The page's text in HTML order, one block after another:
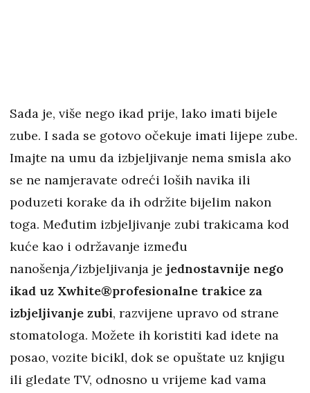
Sada je, više nego ikad prije, lako imati bijele
zube. I sada se gotovo očekuje imati lijepe zube.
Imajte na umu da izbjeljivanje nema smisla ako
se ne namjeravate odreći loših navika ili
poduzeti korake da ih održite bijelim nakon
toga. Međutim izbjeljivanje zubi trakicama kod
kuće kao i održavanje između
nanošenja/izbjeljivanja je jednostavnije nego
ikad uz Xwhite®profesionalne trakice za
izbjeljivanje zubi, razvijene upravo od strane
stomatologa. Možete ih koristiti kad idete na
posao, vozite bicikl, dok se opuštate uz knjigu
ili gledate TV, odnosno u vrijeme kad vama